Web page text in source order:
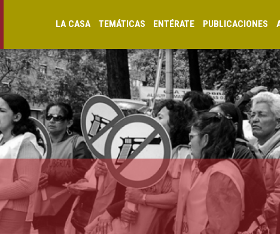
LA CASA TEMÁTICAS ENTÉRATE PUBLICACIONES